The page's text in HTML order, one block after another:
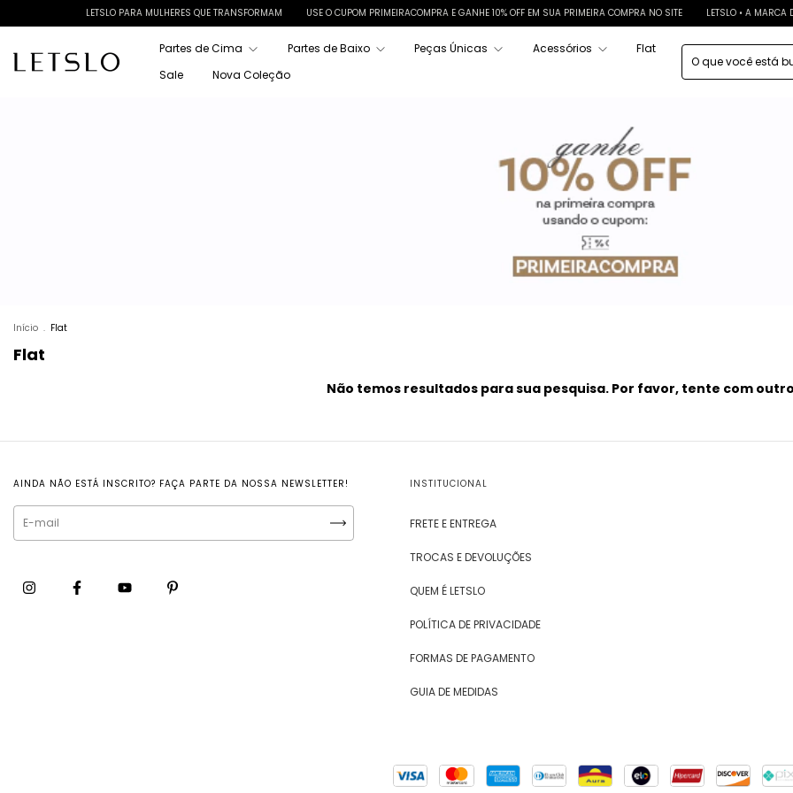
LETSLO PARA MULHERES QUE TRANSFORMAM USE O CUPOM PRIMEIRACOMPRA E GANHE 10% OFF EM SUA PRIMEIRA COMPRA NO SITE LETSLO • A MARCA DE
Partes de Cima Partes de Baixo Peças Únicas Acessórios
Flat
Sale
Nova Coleção
Início . Flat
Flat
Não temos resultados para sua pesquisa. Por favor, tente com
AINDA NÃO ESTÁ INSCRITO? FAÇA PARTE DA NOSSA NEWSLETTER! INSTITUCIONAL
FRETE E ENTREGA
TROCAS E DEVOLUÇÕES
QUEM É LETSLO
POLÍTICA DE PRIVACIDADE
FORMAS DE PAGAMENTO
GUIA DE MEDIDAS